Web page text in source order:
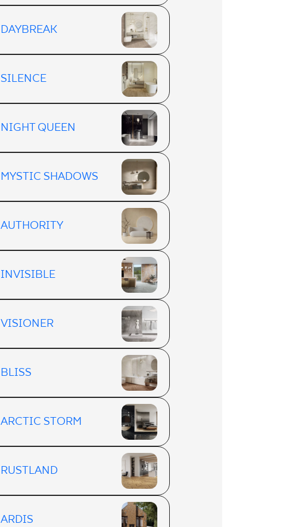
DAYBREAK
SILENCE
NIGHT QUEEN
MYSTIC SHADOWS
AUTHORITY
INVISIBLE
VISIONER
BLISS
ARCTIC STORM
RUSTLAND
ARDIS